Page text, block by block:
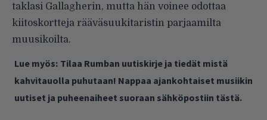
taklasi Gallagherin, mutta hän voinee odottaa
kiitoskortteja rääväsuukitaristin parjaamilta
muusikoilta.
Lue myös: Tilaa Rumban uutiskirje ja tiedät mistä
kahvitauolla puhutaan! Nappaa ajankohtaiset musiikin
uutiset ja puheenaiheet suoraan sähköpostiin tästä.